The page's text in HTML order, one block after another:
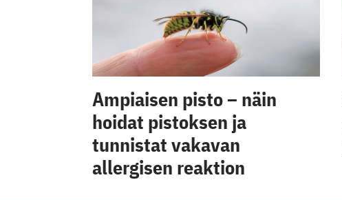
Ampiaisen pisto – näin
hoidat pistoksen ja
tunnistat vakavan
allergisen reaktion